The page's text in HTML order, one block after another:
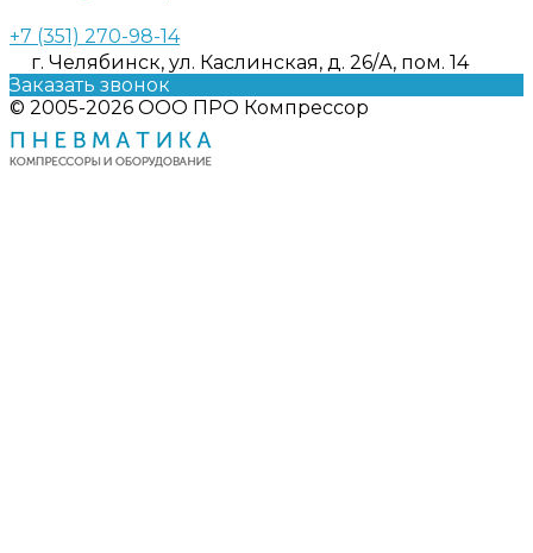
+7 (351) 270-98-14
г. Челябинск, ул. Каслинская, д. 26/А, пом. 14
Заказать звонок
© 2005-2026 ООО ПРО Компрессор